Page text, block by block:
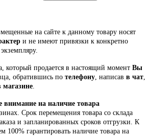
на сайте к данному товару носят
и не имеют привязки к конкретно
который продается в настоящий момент Вы
обратившись по телефону, написав в чат,
магазине.
внимание на наличие товара
Срок перемещения товара со склада
и запланированных сроков отгрузки. К
гарантировать наличие товара на